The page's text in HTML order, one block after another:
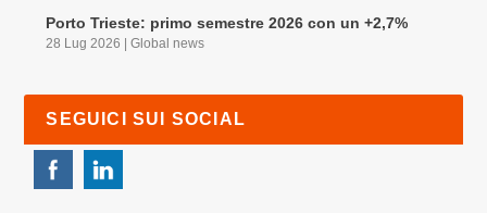
Porto Trieste: primo semestre 2026 con un +2,7%
28 Lug 2026 |Global news
SEGUICI SUI SOCIAL